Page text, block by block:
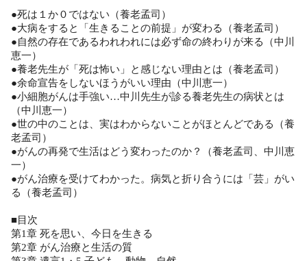
●死は１か０ではない（養老孟司）
●大病をすると「生きることの前提」が変わる（養老孟司）
●自然の存在であるわれわれには必ず命の終わりが来る（中川
恵一）
●養老先生が「死は怖い」と感じない理由とは（養老孟司）
●余命宣告をしないほうがいい理由（中川恵一）
●小細胞がんは手強い…中川先生が診る養老先生の病状とは
（中川恵一）
●世の中のことは、実はわからないことがほとんどである（養
老孟司）
●がんの再発で生活はどう変わったのか？（養老孟司、中川恵
一）
●がん治療を受けてわかった。病気と折り合うには「芸」がい
る（養老孟司）
■目次
第1章 死を思い、今日を生きる
第2章 がん治療と生活の質